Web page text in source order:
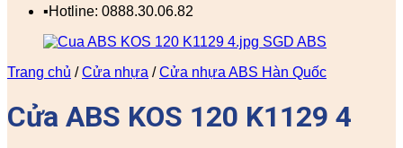
▪️Hotline: 0888.30.06.82
Trang chủ / Cửa nhựa / Cửa nhựa ABS Hàn Quốc
Cửa ABS KOS 120 K1129 4